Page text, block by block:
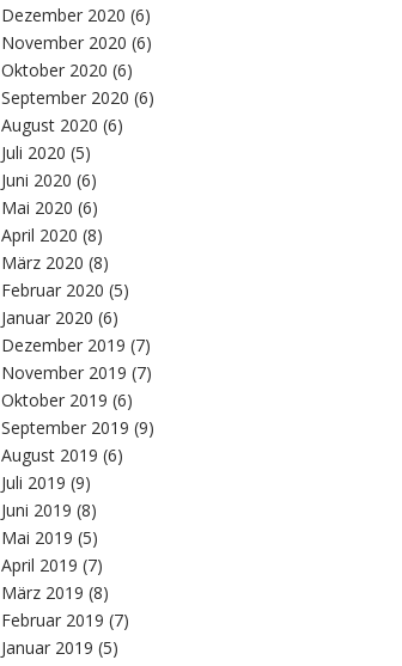
Dezember 2020 (6)
November 2020 (6)
Oktober 2020 (6)
September 2020 (6)
August 2020 (6)
Juli 2020 (5)
Juni 2020 (6)
Mai 2020 (6)
April 2020 (8)
März 2020 (8)
Februar 2020 (5)
Januar 2020 (6)
Dezember 2019 (7)
November 2019 (7)
Oktober 2019 (6)
September 2019 (9)
August 2019 (6)
Juli 2019 (9)
Juni 2019 (8)
Mai 2019 (5)
April 2019 (7)
März 2019 (8)
Februar 2019 (7)
Januar 2019 (5)